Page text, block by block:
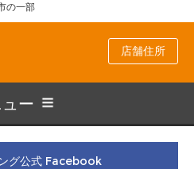
の一部
店舗住所
ー
グ公式 Facebook